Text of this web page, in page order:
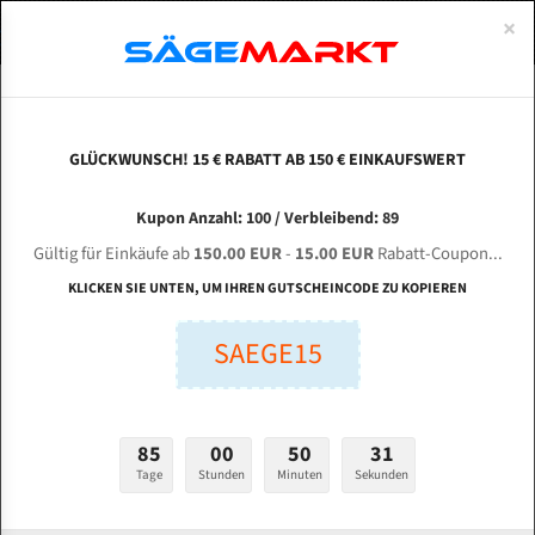
IMET KS 620 für 5320 mm Bi-Metall
Bandsägeblätter
Länge (mm):
Stärken + Zahnteilung:
mm
ABOUTS
ENGLISH
Bi-Metall Meterware
Fleischerei Bandsägeblätter
Bandmesser Glatt Meterware
Konvex Meterware
×
GLÜCKWUNSCH! 15 € RABATT AB 150 € EINKAUFSWERT
Kupon Anzahl: 100 / Verbleibend: 89
Gültig für Einkäufe ab150.00 EUR- 15.00 EURRabatt-Coupon...
KLICKEN SIE UNTEN, UM IHREN GUTSCHEINCODE ZU KOPIEREN
SAEGE15
85
Tage
00
Stunden
50
Minuten
30
Sekunden